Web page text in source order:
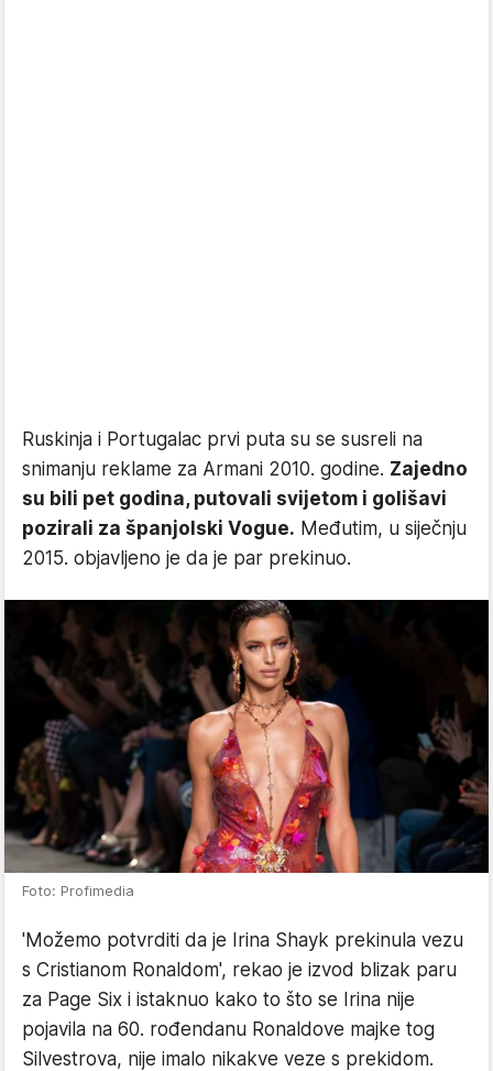
Ruskinja i Portugalac prvi puta su se susreli na
snimanju reklame za Armani 2010. godine. Zajedno
su bili pet godina, putovali svijetom i golišavi
pozirali za španjolski Vogue. Međutim, u siječnju
2015. objavljeno je da je par prekinuo.
Foto: Profimedia
'Možemo potvrditi da je Irina Shayk prekinula vezu
s Cristianom Ronaldom', rekao je izvod blizak paru
za Page Six i istaknuo kako to što se Irina nije
pojavila na 60. rođendanu Ronaldove majke tog
Silvestrova, nije imalo nikakve veze s prekidom.